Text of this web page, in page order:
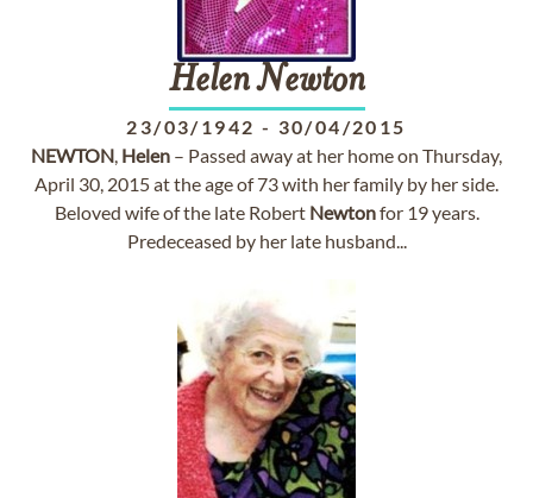
HelenNewton
23/03/1942 - 30/04/2015
NEWTON, Helen – Passed away at her home on Thursday,
April 30, 2015 at the age of 73 with her family by her side.
Beloved wife of the late Robert Newtonfor 19 years.
Predeceased by her late husband...